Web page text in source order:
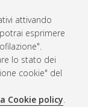
attivando
esprimere
lo stato dei
cookie" del
Cookie policy.